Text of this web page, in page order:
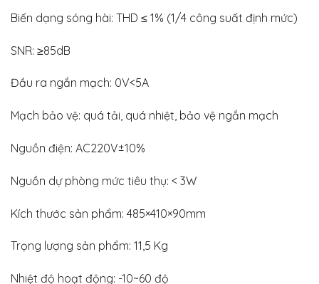
Biến dạng sóng hài: THD ≤ 1% (1/4 công suất định mức)
SNR: ≥85dB
Đầu ra ngắn mạch: 0V<5A
Mạch bảo vệ: quá tải, quá nhiệt, bảo vệ ngắn mạch
Nguồn điện: AC220V±10%
Nguồn dự phòng mức tiêu thụ: < 3W
Kích thước sản phẩm: 485×410×90mm
Trọng lượng sản phẩm: 11,5 Kg
Nhiệt độ hoạt động: -10~60 độ